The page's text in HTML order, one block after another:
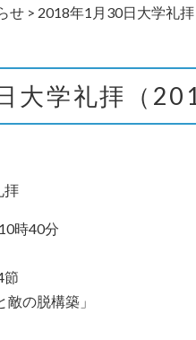
せ > 2018年1月30日大学礼
大学礼拝（
拝
時40分
節
え——隣人と敵